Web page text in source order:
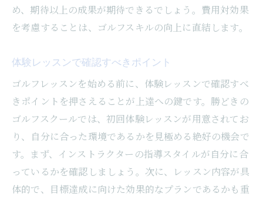
め、期待以上の成果が期待できるでしょう。費用対効果
を考慮することは、ゴルフスキルの向上に直結します。
体験レッスンで確認すべきポイント
ゴルフレッスンを始める前に、体験レッスンで確認すべ
きポイントを押さえることが上達への鍵です。勝どきの
ゴルフスクールでは、初回体験レッスンが用意されてお
り、自分に合った環境であるかを見極める絶好の機会で
す。まず、インストラクターの指導スタイルが自分に合
っているかを確認しましょう。次に、レッスン内容が具
体的で、目標達成に向けた効果的なプランであるかも重